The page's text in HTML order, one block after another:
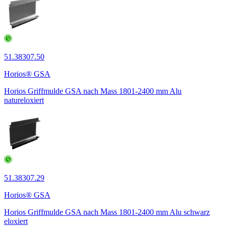
51.38307.50
Horios® GSA
Horios Griffmulde GSA nach Mass 1801-2400 mm Alu
natureloxiert
51.38307.29
Horios® GSA
Horios Griffmulde GSA nach Mass 1801-2400 mm Alu schwarz
eloxiert